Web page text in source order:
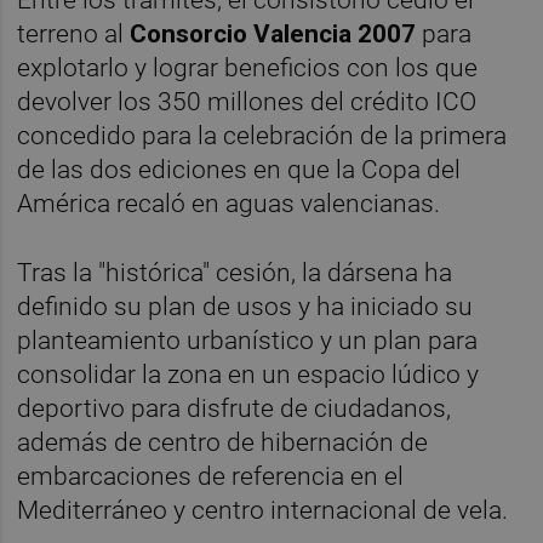
terreno al Consorcio Valencia 2007 para
explotarlo y lograr beneficios con los que
devolver los 350 millones del crédito ICO
concedido para la celebración de la primera
de las dos ediciones en que la Copa del
América recaló en aguas valencianas.
Tras la "histórica" cesión, la dársena ha
definido su plan de usos y ha iniciado su
planteamiento urbanístico y un plan para
consolidar la zona en un espacio lúdico y
deportivo para disfrute de ciudadanos,
además de centro de hibernación de
embarcaciones de referencia en el
Mediterráneo y centro internacional de vela.